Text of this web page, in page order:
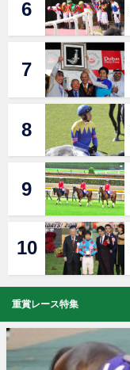
重賞レース特集